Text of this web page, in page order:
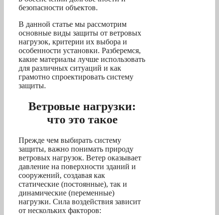
безопасности объектов.
В данной статье мы рассмотрим
основные виды защиты от ветровых
нагрузок, критерии их выбора и
особенности установки. Разберемся,
какие материалы лучше использовать
для различных ситуаций и как
грамотно спроектировать систему
защиты.
Ветровые нагрузки:
что это такое
Прежде чем выбирать систему
защиты, важно понимать природу
ветровых нагрузок. Ветер оказывает
давление на поверхности зданий и
сооружений, создавая как
статические (постоянные), так и
динамические (переменные)
нагрузки. Сила воздействия зависит
от нескольких факторов: